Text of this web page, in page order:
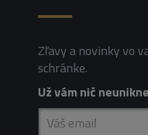
Zľavy a novinky vo
schránke.
Už vám nič